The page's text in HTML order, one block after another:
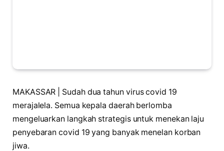
MAKASSAR | Sudah dua tahun virus covid 19
merajalela. Semua kepala daerah berlomba
mengeluarkan langkah strategis untuk menekan laju
penyebaran covid 19 yang banyak menelan korban
jiwa.